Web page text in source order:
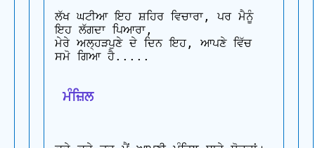
ਲੱਖ ਘਟੀਆ ਇਹ ਸ਼ਹਿਰ ਵਿਚਾਰਾ, ਪਰ ਮੈਨੂੰ
ਇਹ ਲੱਗਦਾ ਪਿਆਰਾ,
ਮੇਰੇ ਅਲ੍ਹੜਪੁਣੇ ਦੇ ਦਿਨ ਇਹ, ਆਪਣੇ ਵਿੱਚ
ਸਮੋ ਗਿਆ ਹੈ.....
ਮੰਜ਼ਿਲ